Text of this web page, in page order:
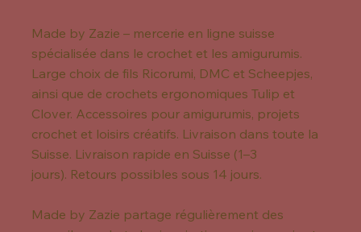
Made by Zazie – mercerie en ligne suisse
spécialisée dans le crochet et les amigurumis.
Large choix de fils Ricorumi, DMC et Scheepjes,
ainsi que de crochets ergonomiques Tulip et
Clover. Accessoires pour amigurumis, projets
crochet et loisirs créatifs. Livraison dans toute la
Suisse. Livraison rapide en Suisse (1–3
jours). Retours possibles sous 14 jours.
Made by Zazie partage régulièrement des